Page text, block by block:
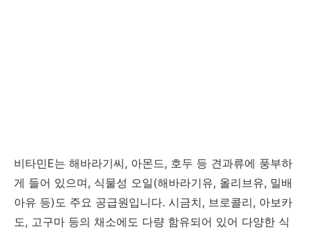
비타민E는 해바라기씨, 아몬드, 호두 등 견과류에 풍부하
게 들어 있으며, 식물성 오일(해바라기유, 올리브유, 밀배
아유 등)도 주요 공급원입니다. 시금치, 브로콜리, 아보카
도, 고구마 등의 채소에도 다량 함유되어 있어 다양한 식